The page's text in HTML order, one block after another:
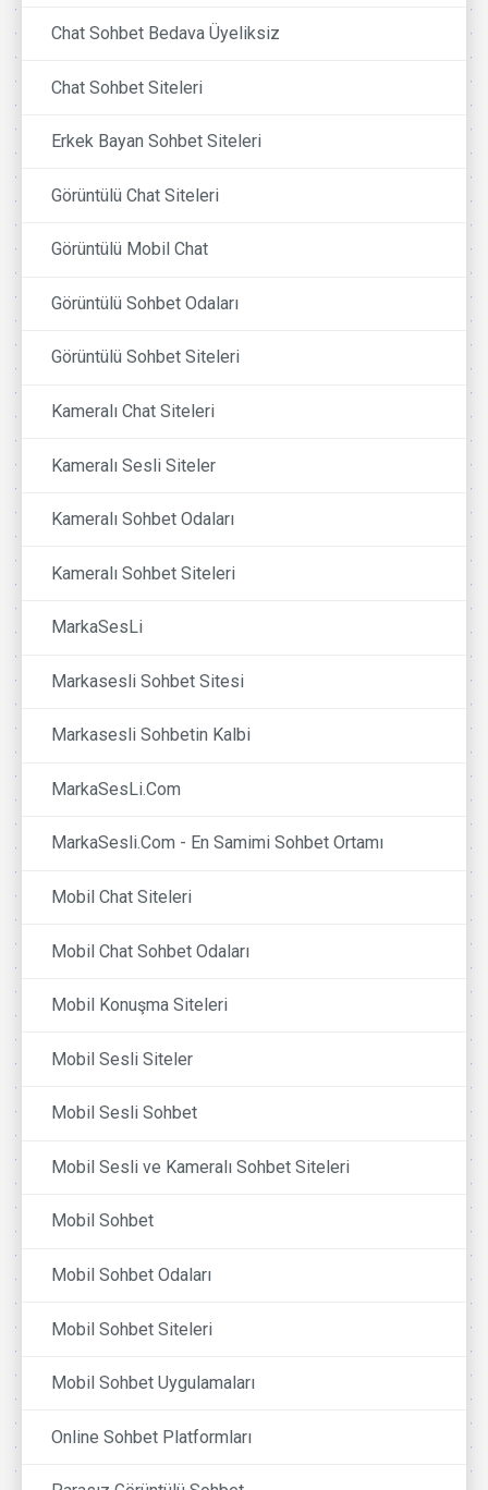
Chat Sohbet Bedava Üyeliksiz
Chat Sohbet Siteleri
Erkek Bayan Sohbet Siteleri
Görüntülü Chat Siteleri
Görüntülü Mobil Chat
Görüntülü Sohbet Odaları
Görüntülü Sohbet Siteleri
Kameralı Chat Siteleri
Kameralı Sesli Siteler
Kameralı Sohbet Odaları
Kameralı Sohbet Siteleri
MarkaSesLi
Markasesli Sohbet Sitesi
Markasesli Sohbetin Kalbi
MarkaSesLi.Com
MarkaSesli.Com - En Samimi Sohbet Ortamı
Mobil Chat Siteleri
Mobil Chat Sohbet Odaları
Mobil Konuşma Siteleri
Mobil Sesli Siteler
Mobil Sesli Sohbet
Mobil Sesli ve Kameralı Sohbet Siteleri
Mobil Sohbet
Mobil Sohbet Odaları
Mobil Sohbet Siteleri
Mobil Sohbet Uygulamaları
Online Sohbet Platformları